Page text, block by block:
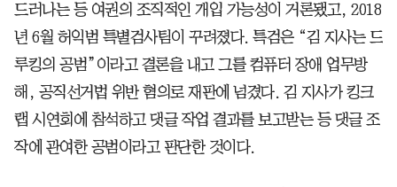
드러나는 등 여권의 조직적인 개입 가능성이 거론됐고, 2018
년 6월 허익범 특별검사팀이 꾸려졌다. 특검은 “김 지사는 드
루킹의 공범”이라고 결론을 내고 그를 컴퓨터 장애 업무방
해, 공직선거법 위반 혐의로 재판에 넘겼다. 김 지사가 킹크
랩 시연회에 참석하고 댓글 작업 결과를 보고받는 등 댓글 조
작에 관여한 공범이라고 판단한 것이다.